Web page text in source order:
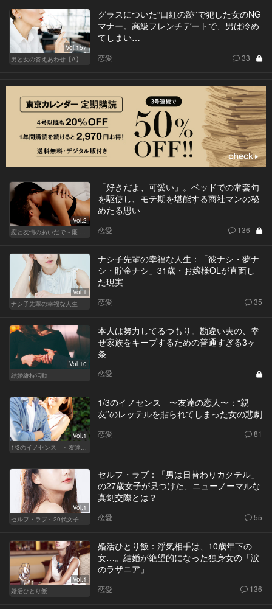
Vol.157
男と女の答えあわせ【A】
グラスについた“口紅の跡”で犯した女のNG
マナー。高級フレンチデートで、男は冷め
てしまい…
恋愛 33
Vol.2
恋と友情のあいだで～廉 Ver.～
「好きだよ、可愛い」。ベッドでの常套句
を駆使し、モテ期を堪能する商社マンの秘
めたる思い
恋愛 136
Vol.1
ナシ子先輩の幸福な人生
ナシ子先輩の幸福な人生：「彼ナシ・夢ナ
シ・貯金ナシ」31歳・お嬢様OLが直面し
た現実
恋愛 35
Vol.10
結婚維持活動
本人は努力してるつもり。勘違い夫の、幸
せ家族をキープするための普通すぎる3ヶ
条
恋愛
Vol.1
1/3のイノセンス ～友達の恋人～
1/3のイノセンス 〜友達の恋人〜：“親
友”のレッテルを貼られてしまった女の悲劇
恋愛 81
Vol.1
セルフ・ラブ～20代女子の矛盾～
セルフ・ラブ：「男は日替わりカクテル」
の27歳女子が見つけた、ニューノーマルな
真剣交際とは？
恋愛 55
Vol.1
婚活ひとり飯
婚活ひとり飯：浮気相手は、10歳年下の
女…。結婚が絶望的になった独身女の「涙
のラザニア」
恋愛 136